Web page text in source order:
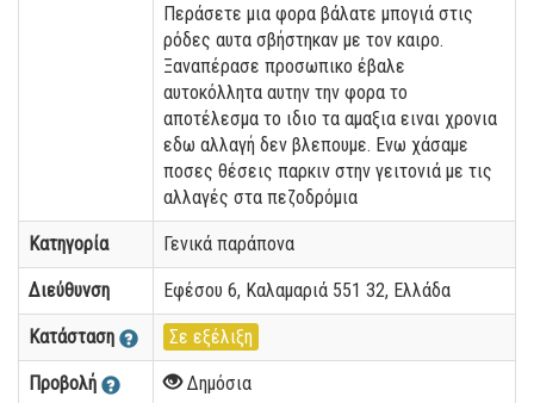
Περάσετε μια φορα βάλατε μπογιά στις
ρόδες αυτα σβήστηκαν με τον καιρο.
Ξαναπέρασε προσωπικο έβαλε
αυτοκόλλητα αυτην την φορα το
αποτέλεσμα το ιδιο τα αμαξια ειναι χρονια
εδω αλλαγή δεν βλεπουμε. Ενω χάσαμε
ποσες θέσεις παρκιν στην γειτονιά με τις
αλλαγές στα πεζοδρόμια
Κατηγορία Γενικά παράπονα
Διεύθυνση Εφέσου 6, Καλαμαριά 551 32, Ελλάδα
Κατάσταση Σε εξέλιξη
Προβολή Δημόσια